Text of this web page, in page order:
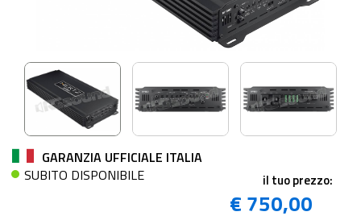
GARANZIA UFFICIALE ITALIA
SUBITO DISPONIBILE
il tuo prezzo:
€ 750,00